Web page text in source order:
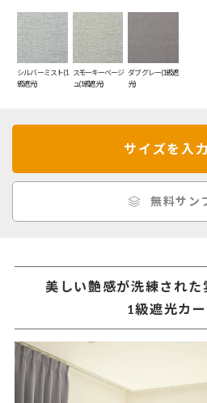
シルバーミスト(1
級遮光)
スモーキーベージ
ュ(1級遮光)
ダブグレー(1級遮
光)
サイズを入
無料サン
美しい艶感が洗練された
1級遮光カ